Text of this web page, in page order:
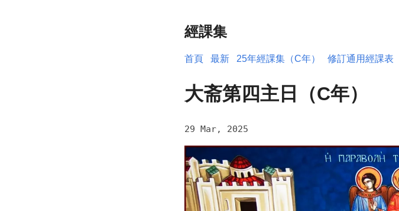
經課集
首頁 最新 25年經課集（C年） 修訂通用經課表
大斋第四主日（C年）
29 Mar, 2025